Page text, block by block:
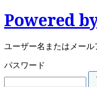
Powered
ユーザー名またはメール
パスワード